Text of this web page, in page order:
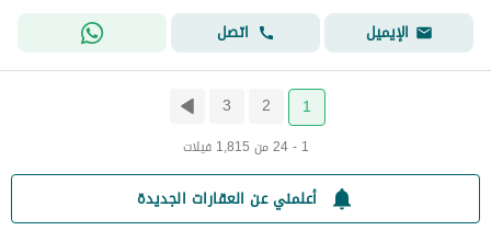
الإيميل
اتصل
1
2
3
1 - 24 من 1,815 فيلات
أعلمني عن العقارات الجديدة